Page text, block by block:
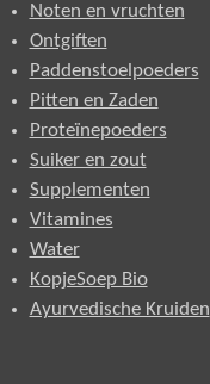
Noten en vruchten
Ontgiften
Paddenstoelpoeders
Pitten en Zaden
Proteïnepoeders
Suiker en zout
Supplementen
Vitamines
Water
KopjeSoep Bio
Ayurvedische Kruiden